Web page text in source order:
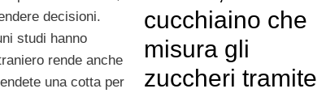
decisioni.
studi hanno
rende anche
una cotta per
cucchiaino che
misura gli
zuccheri tramite